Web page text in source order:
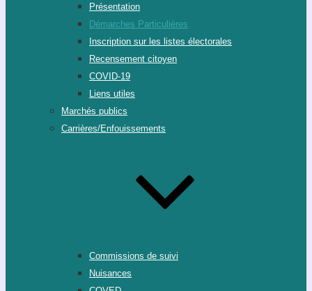
Présentation
Démarches Particulières
Inscription sur les listes électorales
Recensement citoyen
COVID-19
Liens utiles
Marchés publics
Carrières/Enfouissements
Commissions de suivi
Nuisances